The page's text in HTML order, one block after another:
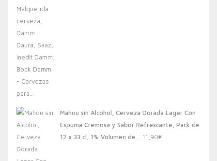
Mahou sin Alcohol, Cerveza Dorada Lager Con
Espuma Cremosa y Sabor Refrescante, Pack de
12 x 33 cl, 1% Volumen de… 11,90€